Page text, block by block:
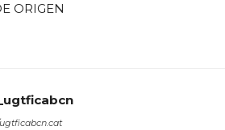
ORIGEN